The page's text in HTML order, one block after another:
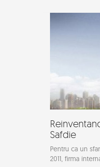
Safdie
Pentru ca un
2011, firma